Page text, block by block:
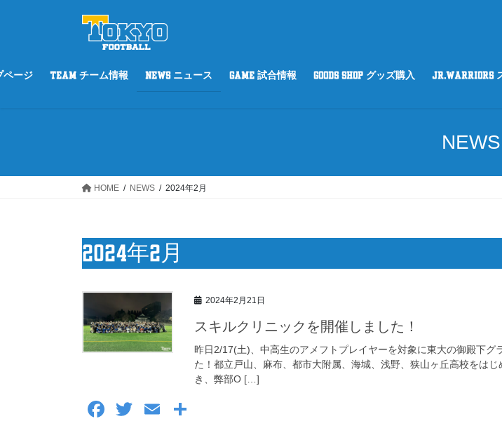
ツ
シページ TEAM チーム情報 NEWS ニュース GAME 試合情報 GOODS SHOP グッズ購入 Jr.WARRIORS
NEWS
HOME NEWS 2024年2月
2024年2月
2024年2月21日
スキルクリニックを開催しました！
昨日2/17(土)、中高生のアメフトプレイヤーを対象に東大の御殿下グ
た！都立戸山、麻布、都市大附属、海城、浅野、狭山ヶ丘高校をは
き、弊部O […]
F
T
E